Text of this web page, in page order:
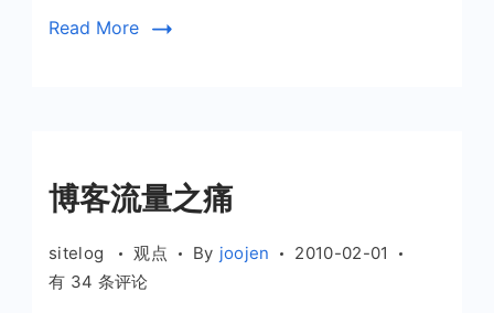
纠
Read More
博客流量之痛
sitelog 观点 By joojen
2010-02-01
博
有 34 条评论